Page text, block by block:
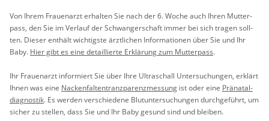
Von Ihrem Frau­en­arzt er­hal­ten Sie nach der 6. Woche auch Ihren Mut­ter­
pass, den Sie im Ver­lauf der Schwan­ger­schaft immer bei sich tra­gen soll­
ten. Die­ser ent­hält wich­tigs­te ärzt­li­chen In­for­ma­tio­nen über Sie und Ihr
Baby. Hier gibt es eine de­tail­lier­te Er­klä­rung zum Mut­ter­pass.
Ihr Frau­en­arzt in­for­miert Sie über Ihre Ul­tra­schall Un­ter­su­chun­gen, er­klärt
Ihnen was eine Na­cken­fal­ten­tranz­pa­renz­mes­sung ist oder eine Prä­na­tal­
dia­gnos­tik. Es wer­den ver­schie­de­ne Blut­un­ter­su­chun­gen durch­ge­führt, um
si­cher zu stel­len, dass Sie und Ihr Baby ge­sund sind und blei­ben.